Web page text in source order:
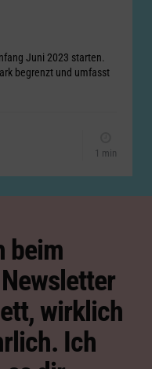
Juni 2023 starten.
begrenzt und umfasst
1 min
beim
wirklich
Ich